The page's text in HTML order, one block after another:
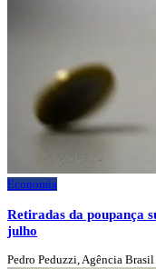
Economia
Retiradas da poupança
julho
Pedro Peduzzi, Agência Brasil